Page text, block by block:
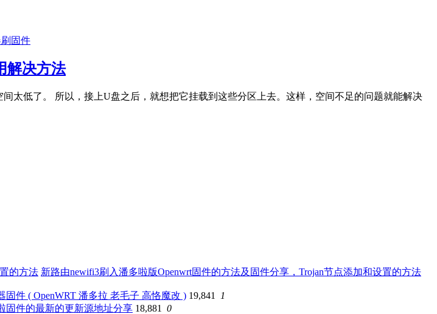
固件
解决方法
太低了。 所以，接上U盘之后，就想把它挂载到这些分区上去。这样，空间不足的问题就能解决
新路由newifi3刷入潘多啦版Openwrt固件的方法及固件分享，Trojan节点添加和设置的方法
固件 ( OpenWRT 潘多拉 老毛子 高恪魔改 ) 19,841
1
固件的最新的更新源地址分享 18,881
0